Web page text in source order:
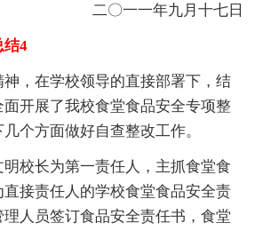
二〇一一年九月十七日
结4
，在学校领导的直接部署下，结
开展了我校食堂食品安全专项整
个方面做好自查整改工作。
长为第一责任人，主抓食堂食
接责任人的学校食堂食品安全责
人员签订食品安全责任书，食堂